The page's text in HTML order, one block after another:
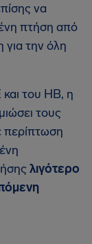
να
πτήση από
την όλη
του ΗΒ, η
τους
περίπτωση
λιγότερο